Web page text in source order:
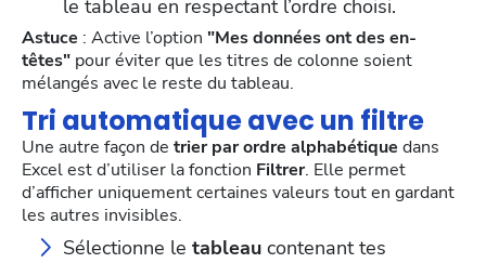
le tableau en respectant l’ordre choisi.
Astuce : Active l’option "Mes données ont des en-
têtes" pour éviter que les titres de colonne soient
mélangés avec le reste du tableau.
Tri automatique avec un filtre
Une autre façon de trier par ordre alphabétique dans
Excel est d’utiliser la fonction Filtrer. Elle permet
d’afficher uniquement certaines valeurs tout en gardant
les autres invisibles.
Sélectionne le tableau contenant tes